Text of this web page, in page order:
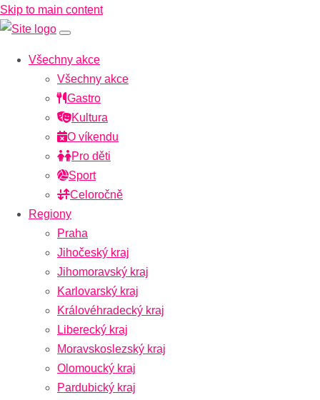
Skip to main content
Všechny akce
Všechny akce
Gastro
Kultura
O víkendu
Pro děti
Sport
Celoročně
Regiony
Praha
Jihočeský kraj
Jihomoravský kraj
Karlovarský kraj
Královéhradecký kraj
Liberecký kraj
Moravskoslezský kraj
Olomoucký kraj
Pardubický kraj